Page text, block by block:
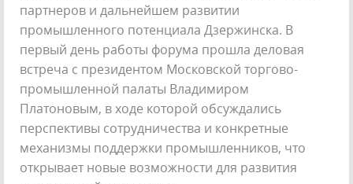
партнеров и дальнейшем развитии
промышленного потенциала Дзержинска. В
первый день работы форума прошла деловая
встреча с президентом Московской торгово-
промышленной палаты Владимиром
Платоновым, в ходе которой обсуждались
перспективы сотрудничества и конкретные
механизмы поддержки промышленников, что
открывает новые возможности для развития